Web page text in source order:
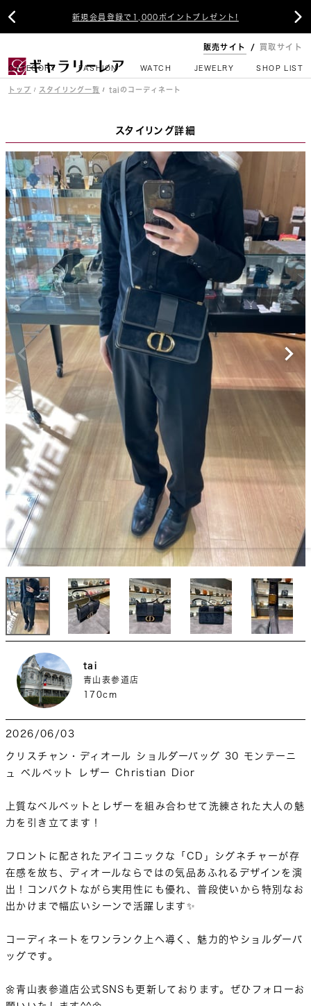
新規会員登録で1,000ポイントプレゼント!
 
販売サイト 買取サイト
CATEGORY FASHION WATCH JEWELRY SHOP LIST
トップ スタイリング一覧 taiのコーディネート
スタイリング詳細
tai
青山表参道店
170cm
2026/06/03
クリスチャン・ディオール ショルダーバッグ 30 モンテーニ
ュ ベルベット レザー Christian Dior
上質なベルベットとレザーを組み合わせて洗練された大人の魅
力を引き立てます！
フロントに配されたアイコニックな「CD」シグネチャーが存
在感を放ち、ディオールならではの気品あふれるデザインを演
出！コンパクトながら実用性にも優れ、普段使いから特別なお
出かけまで幅広いシーンで活躍します✨
コーディネートをワンランク上へ導く、魅力的やショルダーバ
ッグです。
🌼青山表参道店公式SNSも更新しております。ぜひフォローお